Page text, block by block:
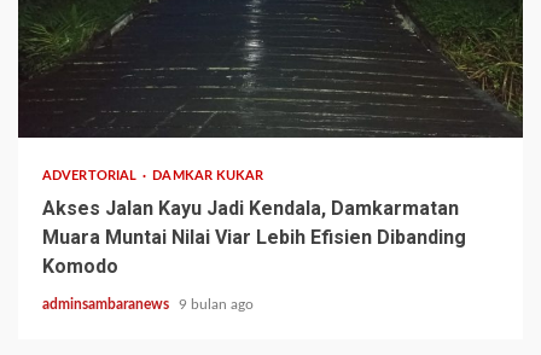
2 min read
ADVERTORIAL DAMKAR KUKAR
Akses Jalan Kayu Jadi Kendala, Damkarmatan
Muara Muntai Nilai Viar Lebih Efisien Dibanding
Komodo
adminsambaranews 9 bulan ago